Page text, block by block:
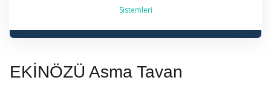
Sistemleri
✔ 2026 Güncel — İstanbul Genelinde Metal Asma
EKİNÖZÜ Asma Tavan